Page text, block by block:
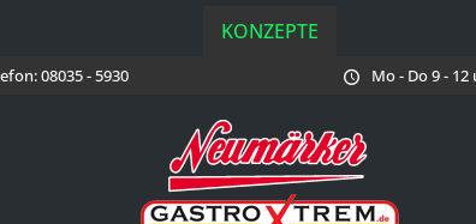
KONZEPTE
08035 - 5930 Mo - Do 9 - 12